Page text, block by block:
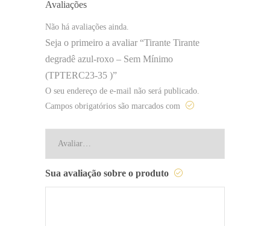
Avaliações
Não há avaliações ainda.
Seja o primeiro a avaliar “Tirante Tirante
degradê azul-roxo – Sem Mínimo
(TPTERC23-35 )”
O seu endereço de e-mail não será publicado.
Campos obrigatórios são marcados com
Sua avaliação sobre o produto